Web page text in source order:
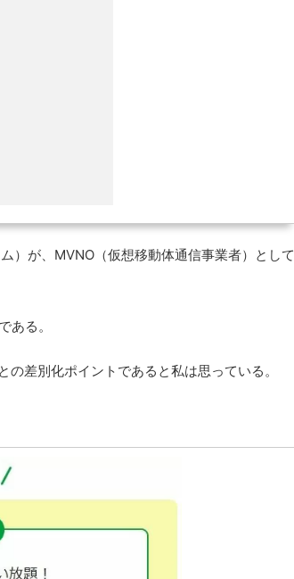
）が、MVNO（仮想移動体通信事業者）として
ある。
差別化ポイントであると私は思っている。